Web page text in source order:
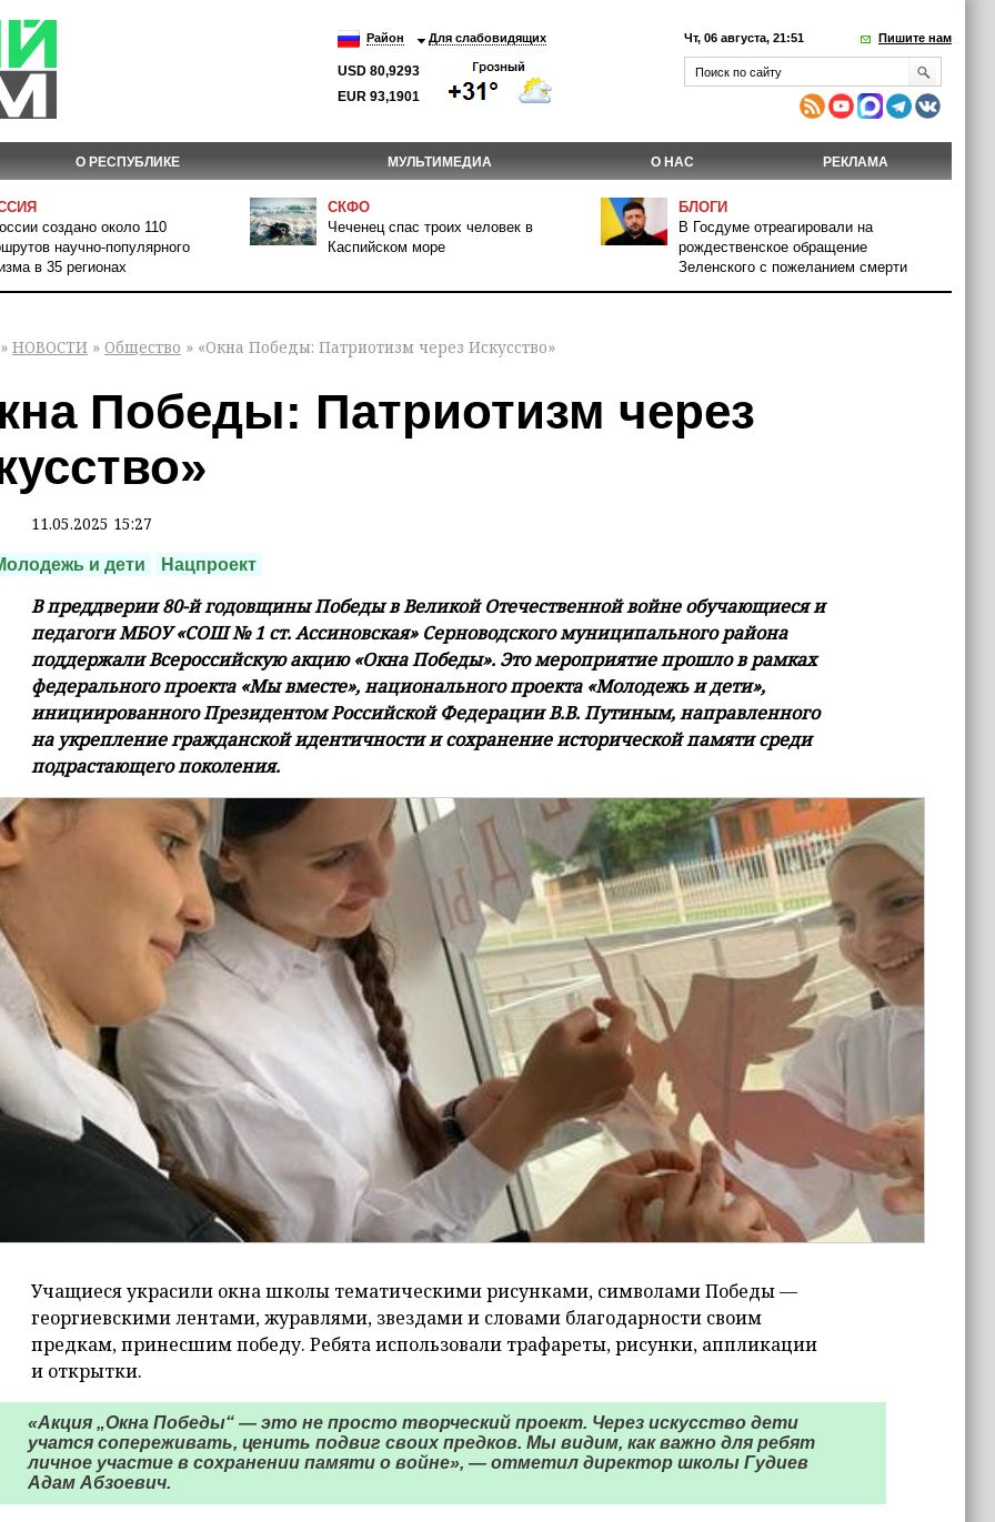
Район Для слабовидящих
USD 80,9293
EUR 93,1901
Чт, 06 августа, 21:51 Пишите нам
О РЕСПУБЛИКЕ МУЛЬТИМЕДИА О НАС РЕКЛАМА
создано около 110
научно-популярного
в 35 регионах
СКФО
Чеченец спас троих человек в
Каспийском море
БЛОГИ
В Госдуме отреагировали на
рождественское обращение
Зеленского с пожеланием смерти
» НОВОСТИ » Общество » «Окна Победы: Патриотизм через Искусство»
Победы: Патриотизм через
11.05.2025 15:27
и дети Нацпроект
В преддверии 80-й годовщины Победы в Великой Отечественной войне обучающиеся и
педагоги МБОУ «СОШ № 1 ст. Ассиновская» Серноводского муниципального района
поддержали Всероссийскую акцию «Окна Победы». Это мероприятие прошло в рамках
федерального проекта «Мы вместе», национального проекта «Молодежь и дети»,
инициированного Президентом Российской Федерации В.В. Путиным, направленного
на укрепление гражданской идентичности и сохранение исторической памяти среди
подрастающего поколения.
Учащиеся украсили окна школы тематическими рисунками, символами Победы —
георгиевскими лентами, журавлями, звездами и словами благодарности своим
предкам, принесшим победу. Ребята использовали трафареты, рисунки, аппликации
и открытки.
«Акция „Окна Победы“ — это не просто творческий проект. Через искусство дети
учатся сопереживать, ценить подвиг своих предков. Мы видим, как важно для ребят
личное участие в сохранении памяти о войне», — отметил директор школы Гудиев
Адам Абзоевич.